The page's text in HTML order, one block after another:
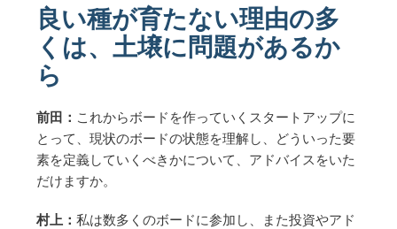
良い種が育たない理由の多
くは、土壌に問題があるか
ら
前田： これからボードを作っていくスタートアップに
とって、現状のボードの状態を理解し、どういった要
素を定義していくべきかについて、アドバイスをいた
だけますか。
村上： 私は数多くのボードに参加し、また投資やアド